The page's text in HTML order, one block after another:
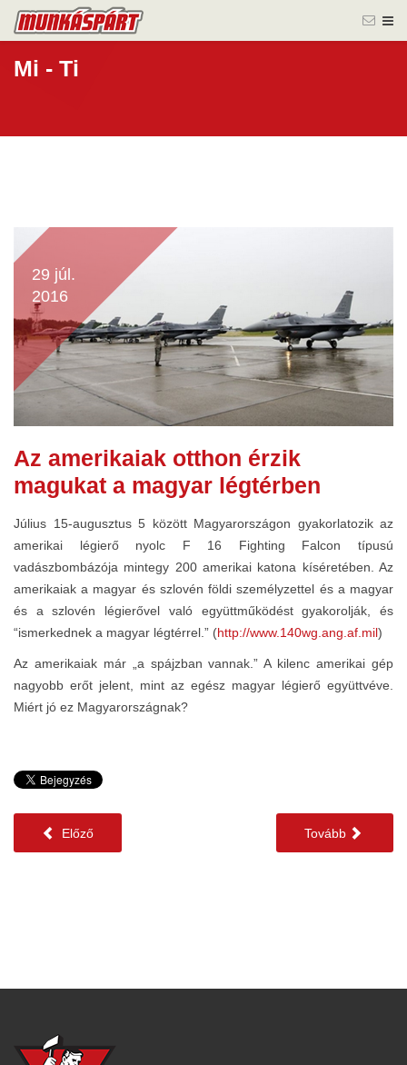
Mi - Ti
29 júl.
2016
Az amerikaiak otthon érzik
magukat a magyar légtérben
Július 15-augusztus 5 között Magyarországon gyakorlatozik az
amerikai légierő nyolc F 16 Fighting Falcon típusú
vadászbombázója mintegy 200 amerikai katona kíséretében. Az
amerikaiak a magyar és szlovén földi személyzettel és a magyar
és a szlovén légierővel való együttműködést gyakorolják, és
“ismerkednek a magyar légtérrel.” (http://www.140wg.ang.af.mil)
Az amerikaiak már „a spájzban vannak.” A kilenc amerikai gép
nagyobb erőt jelent, mint az egész magyar légierő együttvéve.
Miért jó ez Magyarországnak?
Előző Tovább